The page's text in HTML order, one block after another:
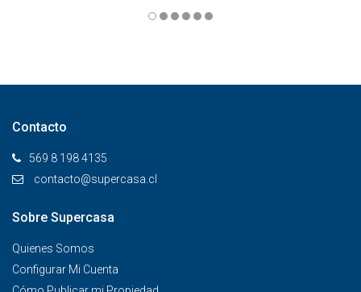
Contacto
569 8 198 4135
contacto@supercasa.cl
Sobre Supercasa
Quienes Somos
Configurar Mi Cuenta